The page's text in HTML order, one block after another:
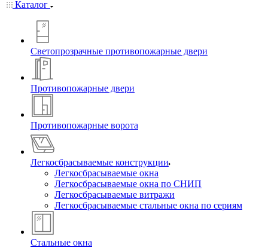
Каталог
Светопрозрачные противопожарные двери
Противопожарные двери
Противопожарные ворота
Легкосбрасываемые конструкции
Легкосбрасываемые окна
Легкосбрасываемые окна по СНИП
Легкосбрасываемые витражи
Легкосбрасываемые стальные окна по сериям
Стальные окна